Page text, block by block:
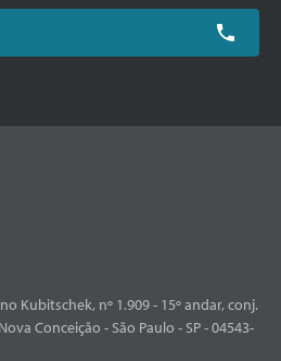
Kubitschek, nº 1.909 - 15º andar, conj.
Conceição - São Paulo - SP - 04543-